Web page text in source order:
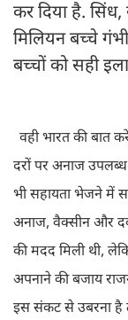
कर दिया है.
मिलियन बच्चे
बच्चों को सही
वही भारत की बात
दरों पर अनाज
भी सहायता भेजने में
अनाज, वैक्सीन और
की मदद मिली थी,
अपनाने की बजाय
इस संकट से उबरना है